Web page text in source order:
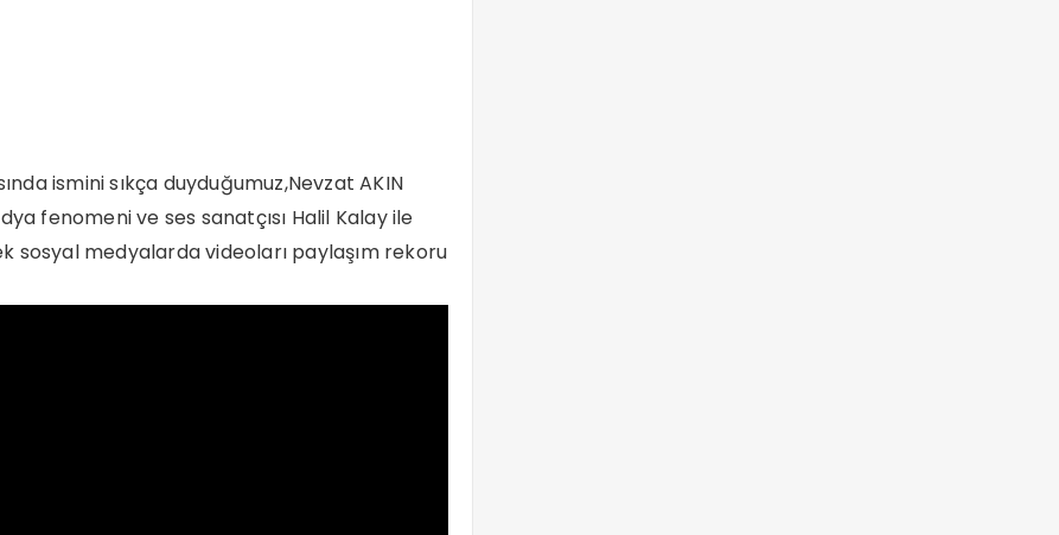
ismini sıkça duyduğumuz,Nevzat AKIN
fenomeni ve ses sanatçısı Halil Kalay ile
medyalarda videoları paylaşım rekoru